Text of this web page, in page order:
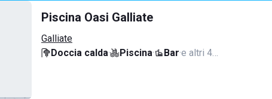
Piscina Oasi Galliate
Galliate
Doccia calda· Piscina· Bar·e altri 4…